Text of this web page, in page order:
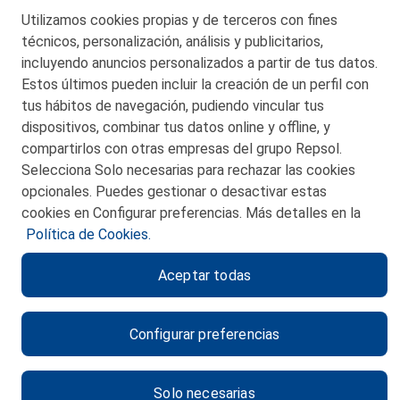
© 2026 Petronor S.A.
CONTACTO
MAPA WEB
POLITICA DE PRIVACIDAD
POLITICA DE COOKIES
CANAL DE ÉTICA
Utilizamos cookies propias y de terceros con fines
técnicos, personalización, análisis y publicitarios,
incluyendo anuncios personalizados a partir de tus datos.
Estos últimos pueden incluir la creación de un perfil con
tus hábitos de navegación, pudiendo vincular tus
dispositivos, combinar tus datos online y offline, y
compartirlos con otras empresas del grupo Repsol.
Selecciona Solo necesarias para rechazar las cookies
opcionales. Puedes gestionar o desactivar estas
cookies en Configurar preferencias. Más detalles en la
Política de Cookies.
Configurar preferencias
Solo necesarias
Aceptar todas